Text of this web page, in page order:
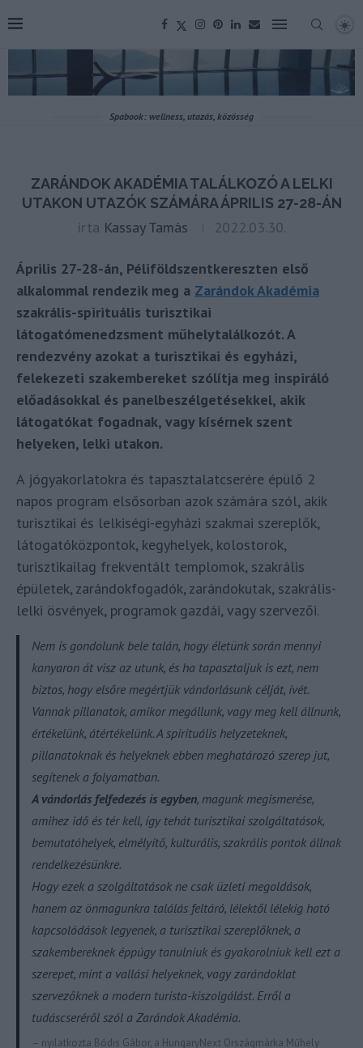
Spabook: wellness, utazás, közösség
ZARÁNDOK AKADÉMIA TALÁLKOZÓ A LELKI
UTAKON UTAZÓK SZÁMÁRA ÁPRILIS 27-28-ÁN
írta Kassay Tamás 2022.03.30.
Április 27-28-án, Péliföldszentkereszten első
alkalommal rendezik meg a Zarándok Akadémia
szakrális-spirituális turisztikai
látogatómenedzsment műhelytalálkozót. A
rendezvény azokat a turisztikai és egyházi,
felekezeti szakembereket szólítja meg inspiráló
előadásokkal és panelbeszélgetésekkel, akik
látogatókat fogadnak, vagy kísérnek szent
helyeken, lelki utakon.
A jógyakorlatokra és tapasztalatcserére épülő 2
napos program elsősorban azok számára szól, akik
turisztikai és lelkiségi-egyházi szakmai szereplők,
látogatóközpontok, kegyhelyek, kolostorok,
turisztikailag frekventált templomok, szakrális
épületek, zarándokfogadók, zarándokutak, szakrális-
lelki ösvények, programok gazdái, vagy szervezői.
Nem is gondolunk bele talán, hogy életünk során mennyi
kanyaron át visz az utunk, és ha tapasztaljuk is ezt, nem
biztos, hogy elsőre megértjük vándorlásunk célját, ívét.
Vannak pillanatok, amikor megállunk, vagy meg kell állnunk,
értékelünk, átértékelünk. A spirituális helyzeteknek,
pillanatoknak és helyeknek ebben meghatározó szerep jut,
segítenek a folyamatban.
A vándorlás felfedezés is egyben, magunk megismerése,
amihez idő és tér kell, így tehát turisztikai szolgáltatások,
bemutatóhelyek, elmélyítő, kulturális, szakrális pontok állnak
rendelkezésünkre.
Hogy ezek a szolgáltatások ne csak üzleti megoldások,
hanem az önmagunkra találás feltáró, lélektől lélekig ható
kapcsolódások legyenek, a turisztikai szereplőknek, a
szakembereknek éppúgy tanulniuk és gyakorolniuk kell ezt a
szerepet, mint a vallási helyeknek, vagy zarándoklat
szervezőknek a modern turista-kiszolgálást. Erről a
tudáscseréről szól a Zarándok Akadémia.
– nyilatkozta Bódis Gábor, a HungaryNext Országmárka Műhely